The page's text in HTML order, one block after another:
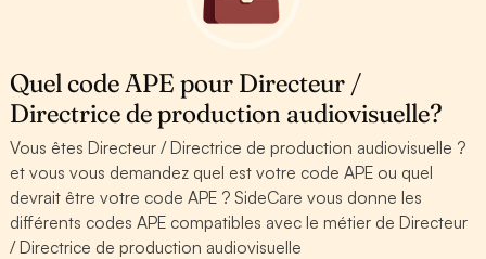
Quel code APE pour Directeur /
Directrice de production audiovisuelle?
Vous êtes Directeur / Directrice de production audiovisuelle ?
et vous vous demandez quel est votre code APE ou quel
devrait être votre code APE ? SideCare vous donne les
différents codes APE compatibles avec le métier de Directeur
/ Directrice de production audiovisuelle